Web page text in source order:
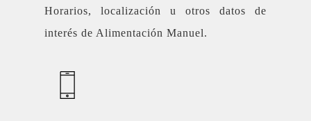
Horarios, localización u otros datos de
interés de Alimentación Manuel.